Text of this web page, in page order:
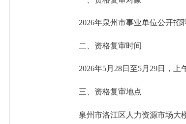
2026年泉州市事业单位公开招
二、资格复审时间
2026年5月 28日至5月 29日，上
三、资格复审地点
泉州市洛江区人力资源市场大